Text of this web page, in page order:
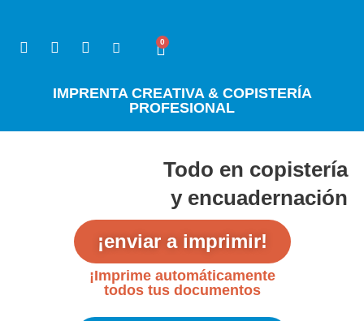
0
IMPRENTA CREATIVA & COPISTERÍA
PROFESIONAL
Todo en copistería
y encuadernación
¡enviar a imprimir!
¡Imprime automáticamente
todos tus documentos